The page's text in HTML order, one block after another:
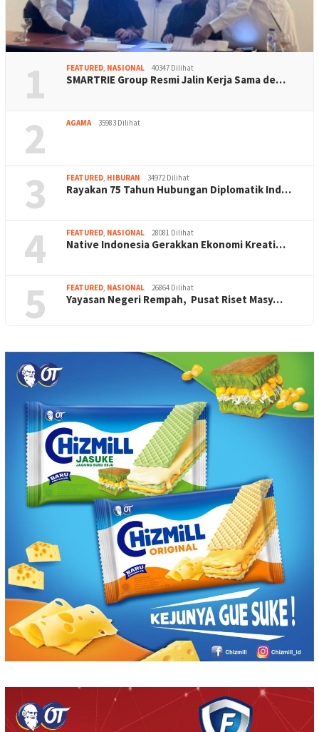
1 FEATURED, NASIONAL 40347 Dilihat
SMARTRIE Group Resmi Jalin Kerja Sama de…
2 AGAMA 35983 Dilihat
3 FEATURED, HIBURAN 34972 Dilihat
Rayakan 75 Tahun Hubungan Diplomatik Ind…
4 FEATURED, NASIONAL 28081 Dilihat
Native Indonesia Gerakkan Ekonomi Kreati…
5 FEATURED, NASIONAL 26864 Dilihat
Yayasan Negeri Rempah, Pusat Riset Masy…